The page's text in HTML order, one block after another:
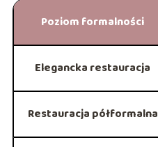
Poziom formalności
Elegancka restauracja
Restauracja półformalna